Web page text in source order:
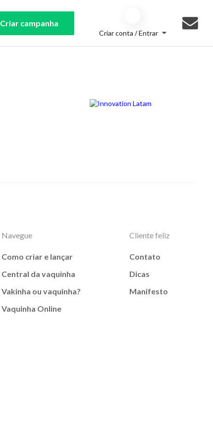
Criar campanha
Criar conta / Entrar
Navegue
Como criar e lançar
Central da vaquinha
Vakinha ou vaquinha?
Vaquinha Online
Cliente feliz
Contato
Dicas
Manifesto